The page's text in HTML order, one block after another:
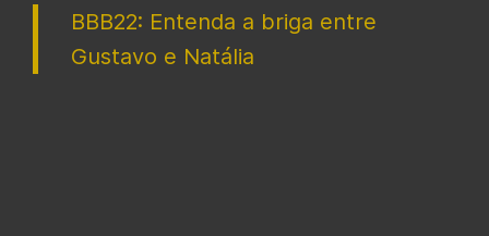
BBB22: Entenda a briga entre
Gustavo e Natália